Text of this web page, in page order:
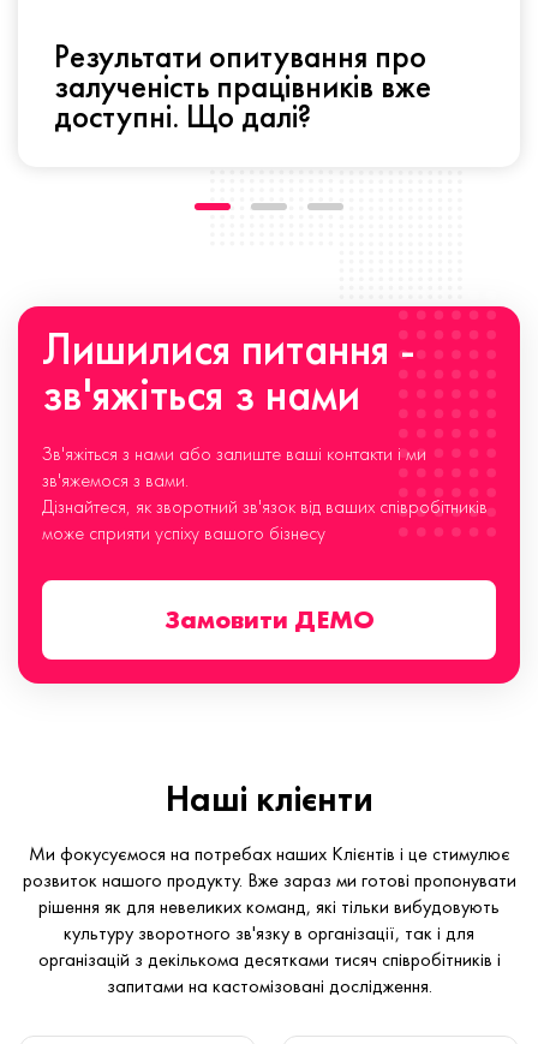
Результати опитування про
залученість працівників вже
доступні. Що далі?
Лишилися питання -
зв'яжіться з нами
Зв'яжіться з нами або залиште ваші контакти і ми
зв'яжемося з вами.
Дізнайтеся, як зворотний зв'язок від ваших співробітників
може сприяти успіху вашого бізнесу
Замовити ДЕМО
Наші клієнти
Ми фокусуємося на потребах наших Клієнтів і це стимулює
розвиток нашого продукту. Вже зараз ми готові пропонувати
рішення як для невеликих команд, які тільки вибудовують
культуру зворотного зв'язку в організації, так і для
організацій з декількома десятками тисяч співробітників і
запитами на кастомізовані дослідження.